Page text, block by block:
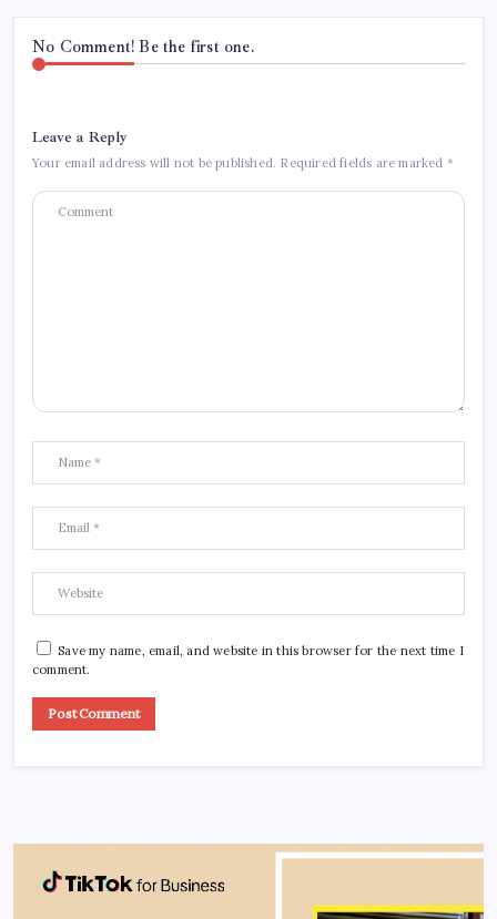
No Comment! Be the first one.
Leave a Reply
Your email address will not be published. Required fields are marked *
Save my name, email, and website in this browser for the next time I
comment.